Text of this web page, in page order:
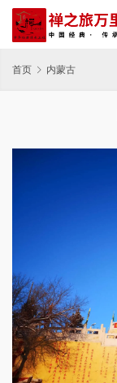
首页 内蒙古